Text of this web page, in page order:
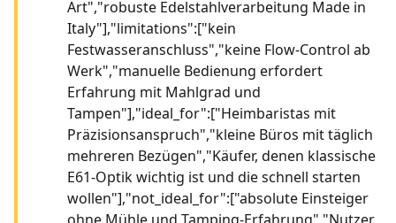
Art","robuste Edelstahlverarbeitung Made in
Italy"],"limitations":["kein
Festwasseranschluss","keine Flow-Control ab
Werk","manuelle Bedienung erfordert
Erfahrung mit Mahlgrad und
Tampen"],"ideal_for":["Heimbaristas mit
Präzisionsanspruch","kleine Büros mit täglich
mehreren Bezügen","Käufer, denen klassische
E61-Optik wichtig ist und die schnell starten
wollen"],"not_ideal_for":["absolute Einsteiger